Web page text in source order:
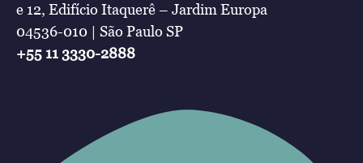
e 12, Edifício Itaquerê – Jardim Europa
04536-010 | São Paulo SP
+55 11 3330-2888